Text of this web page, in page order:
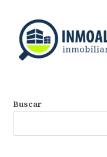
Buscar